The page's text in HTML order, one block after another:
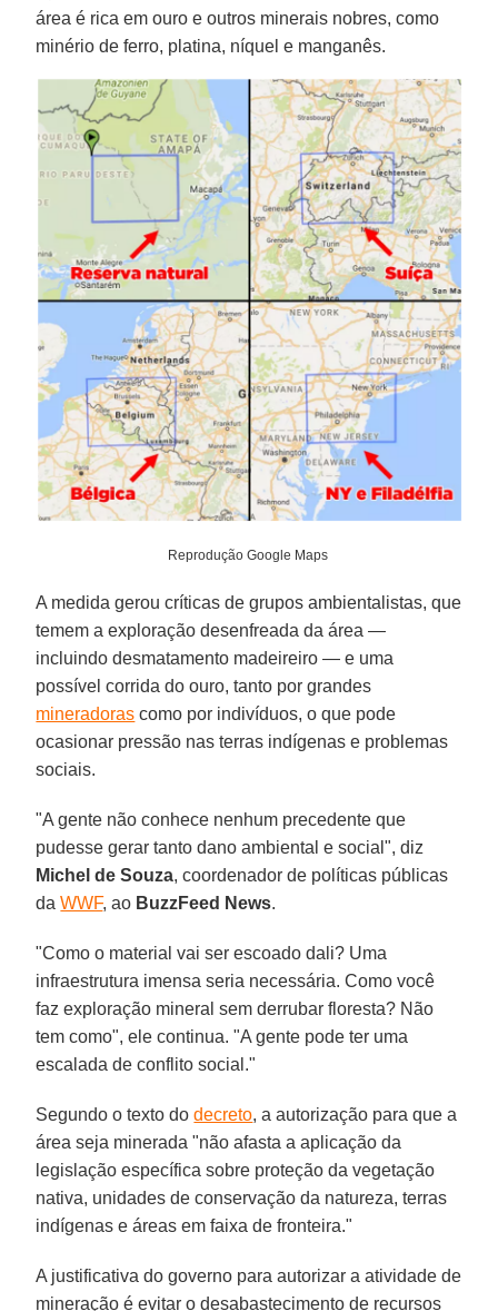
área é rica em ouro e outros minerais nobres, como
minério de ferro, platina, níquel e manganês.
Reprodução Google Maps
A medida gerou críticas de grupos ambientalistas, que
temem a exploração desenfreada da área —
incluindo desmatamento madeireiro — e uma
possível corrida do ouro, tanto por grandes
mineradoras como por indivíduos, o que pode
ocasionar pressão nas terras indígenas e problemas
sociais.
"A gente não conhece nenhum precedente que
pudesse gerar tanto dano ambiental e social", diz
Michel de Souza, coordenador de políticas públicas
daWWF, ao BuzzFeed News.
"Como o material vai ser escoado dali? Uma
infraestrutura imensa seria necessária. Como você
faz exploração mineral sem derrubar floresta? Não
tem como", ele continua. "A gente pode ter uma
escalada de conflito social."
Segundo o texto dodecreto, a autorização para que a
área seja minerada "não afasta a aplicação da
legislação específica sobre proteção da vegetação
nativa, unidades de conservação da natureza, terras
indígenas e áreas em faixa de fronteira."
A justificativa do governo para autorizar a atividade de
mineração é evitar o desabastecimento de recursos